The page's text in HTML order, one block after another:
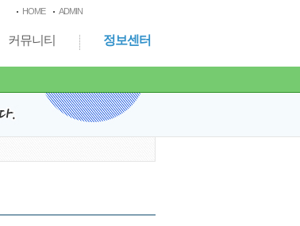
HOME ADMIN
커뮤니티 정보센터